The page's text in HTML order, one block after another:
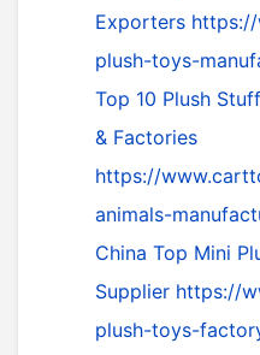
Exporters
plush-toys-
Top 10 Plush
& Factories
https://
animals-
China Top Mini
Supplier https://
plush-toys-